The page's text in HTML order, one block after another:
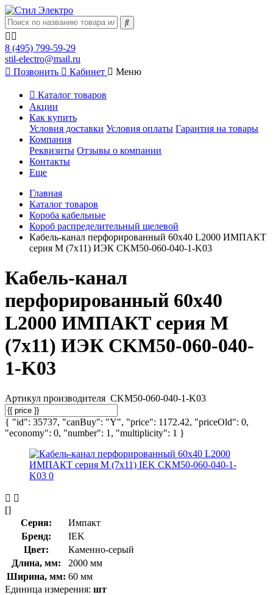
8 (495) 799-59-29
stil-electro@mail.ru
Позвонить
Кабинет Меню
Каталог товаров
Акции
Как купить
Условия доставки Условия оплаты Гарантия на товары
Компания
Реквизиты Отзывы о компании
Контакты
Еще
Главная
Каталог товаров
Короба кабельные
Короб распределительный щелевой
Кабель-канал перфорированный 60х40 L2000 ИМПАКТ
серия М (7х11) ИЭК CKM50-060-040-1-K03
Кабель-канал
перфорированный 60х40
L2000 ИМПАКТ серия М
(7х11) ИЭК CKM50-060-040-
1-K03
Артикул производителя CKM50-060-040-1-K03
{ "id": 35737, "canBuy": "Y", "price": 1172.42, "priceOld": 0,
"economy": 0, "number": 1, "multiplicity": 1 }
[]
Серия:
Импакт
Бренд:
IEK
Цвет:
Каменно-серый
Длина, мм:
2000 мм
Ширина, мм: 60 мм
Единица измерения: шт